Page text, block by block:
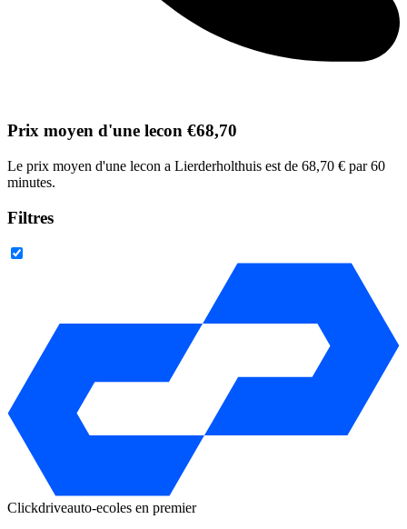
Prix moyen d'une lecon €68,70
Le prix moyen d'une lecon a Lierderholthuis est de 68,70 € par 60
minutes.
Filtres
Clickdriveauto-ecoles en premier